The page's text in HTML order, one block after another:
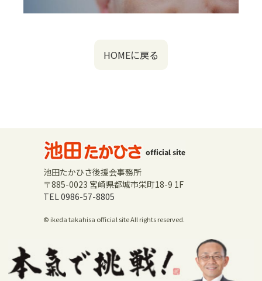
HOMEに戻る
池田たかひさ後援会事務所
〒885-0023 宮崎県都城市栄町18-9 1F
TEL 0986-57-8805
© ikeda takahisa official site All rights reserved.